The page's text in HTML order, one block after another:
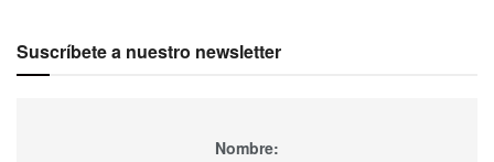
Suscríbete a nuestro newsletter
Nombre: